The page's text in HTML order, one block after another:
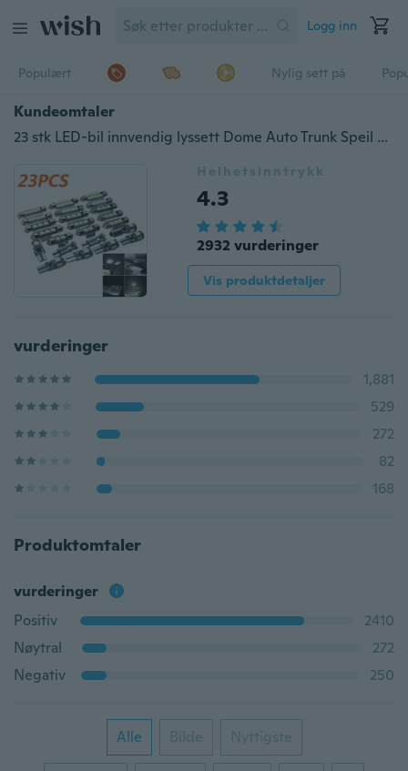
Logg inn
Populært Nylig sett på
Kundeomtaler
23 stk LED-bil innvendig lyssett Dome Auto Trunk Speil Nummerskilt Lampepærer
Helhetsinntrykk
4.3
2932 vurderinger
Vis produktdetaljer
vurderinger
1,881
529
272
82
168
Produktomtaler
vurderinger
Positiv
2410
Nøytral
272
Negativ
250
Alle Bilde Nyttigste